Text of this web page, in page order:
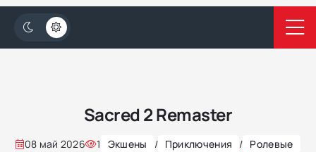
Sacred 2 Remaster
08 май 2026 1 Экшены / Приключения / Ролевые